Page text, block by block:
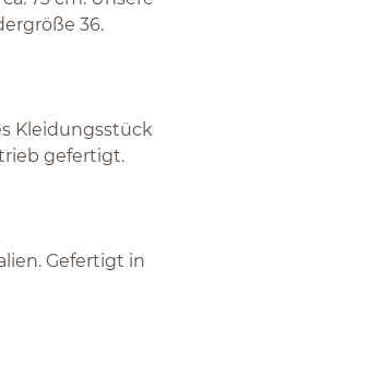
36.
Kleidungsstück
gefertigt.
Gefertigt in